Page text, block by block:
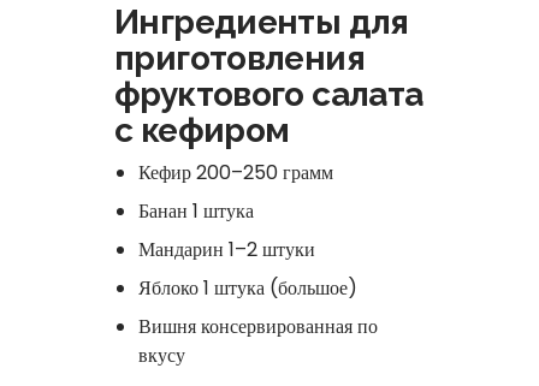
Ингредиенты для
приготовления
фруктового салата
с кефиром
Кефир 200–250 грамм
Банан 1 штука
Мандарин 1–2 штуки
Яблоко 1 штука (большое)
Вишня консервированная по
вкусу